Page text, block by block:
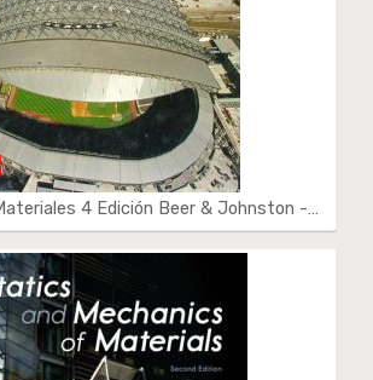
4 Edición Beer & Johnston -…